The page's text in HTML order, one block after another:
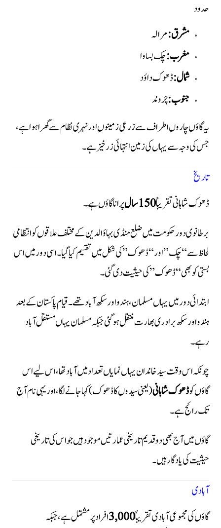
حدود
مشرق:مرالہ
مغرب:چک بساوا
شمال:ڈھوک داؤد
جنوب:چروند
یہ گاؤں چاروں اطراف سے زرعی زمینوں اور نہری نظام سے گھرا ہوا ہے،
جس کی وجہ سے یہاں کی زمین انتہائی زرخیز ہے۔
تاریخ
ڈھوک شاہانی تقریباً150 سال
پرانا گاؤں ہے۔
برطانوی دور حکومت میں ضلع منڈی بہاؤالدین کے مختلف علاقوں کو انتظامی
لحاظ سے “چک” اور “ڈھوک” کی شکل میں تقسیم کیا گیا۔ اسی دور میں اس
بستی کو بھی “ڈھوک” کی حیثیت دی گئی۔
ابتدائی دور میں یہاں مسلمان، ہندو اور سکھ آباد تھے۔ قیام پاکستان کے بعد
ہندو اور سکھ برادری بھارت منتقل ہوگئی جبکہ مسلمان یہاں مستقل آباد
رہے۔
چونکہ اس وقت سید خاندان یہاں نمایاں تعداد میں آباد تھا، اس لیے اس
گاؤں کوڈھوک شاہانی(یعنی سیدوں کا ڈھوک) کہا جانے لگا، اور یہی نام آج
تک رائج ہے۔
گاؤں میں آج بھی دو قدیم تاریخی عمارتیں موجود ہیں جو اس کی تاریخی
حیثیت کی یادگار ہیں۔
آبادی
گاؤں کی مجموعی آبادی تقریباً3,000افراد پر مشتمل ہے، جبکہ